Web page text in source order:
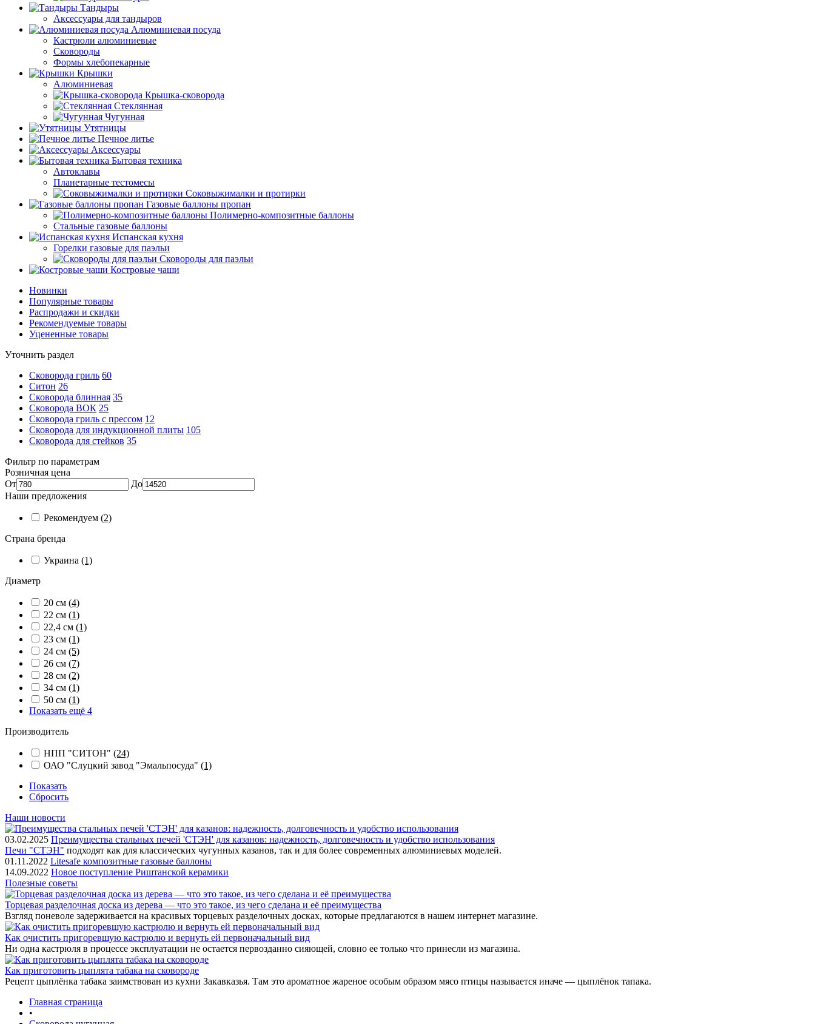
Тандыры
Аксессуары для тандыров
Алюминиевая посуда
Кастрюли алюминиевые
Сковороды
Формы хлебопекарные
Крышки
Алюминиевая
Крышка-сковорода
Стеклянная
Чугунная
Утятницы
Печное литье
Аксессуары
Бытовая техника
Автоклавы
Планетарные тестомесы
Соковыжималки и протирки
Газовые баллоны пропан
Полимерно-композитные баллоны
Стальные газовые баллоны
Испанская кухня
Горелки газовые для паэльи
Сковороды для паэльи
Костровые чаши
Новинки
Популярные товары
Распродажи и скидки
Рекомендуемые товары
Уцененные товары
Уточнить раздел
Сковорода гриль 60
Ситон 26
Сковорода блинная 35
Сковорода ВОК 25
Сковорода гриль с прессом 12
Сковорода для индукционной плиты 105
Сковорода для стейков 35
Фильтр по параметрам
Розничная цена
От
До
Наши предложения
Рекомендуем (2)
Страна бренда
Украина (1)
Диаметр
20 см (4)
22 см (1)
22,4 см (1)
23 см (1)
24 см (5)
26 см (7)
28 см (2)
34 см (1)
50 см (1)
Показать ещё 4
Производитель
НПП "СИТОН" (24)
ОАО "Слуцкий завод "Эмальпосуда" (1)
Показать
Сбросить
Наши новости
03.02.2025 Преимущества стальных печей 'СТЭН' для казанов: надежность, долговечность и удобство использования
Печи "СТЭН" подходят как для классических чугунных казанов, так и для более современных алюминиевых моделей.
01.11.2022 Litesafe композитные газовые баллоны
14.09.2022 Новое поступление Риштанской керамики
Полезные советы
Торцевая разделочная доска из дерева — что это такое, из чего сделана и её преимущества
Взгляд поневоле задерживается на красивых торцевых разделочных досках, которые предлагаются в нашем интернет магазине.
Как очистить пригоревшую кастрюлю и вернуть ей первоначальный вид
Ни одна кастрюля в процессе эксплуатации не остается первозданно сияющей, словно ее только что принесли из магазина.
Как приготовить цыплята табака на сковороде
Рецепт цыплёнка табака заимствован из кухни Закавказья. Там это ароматное жареное особым образом мясо птицы называется иначе — цыплёнок тапака.
Главная страница
•